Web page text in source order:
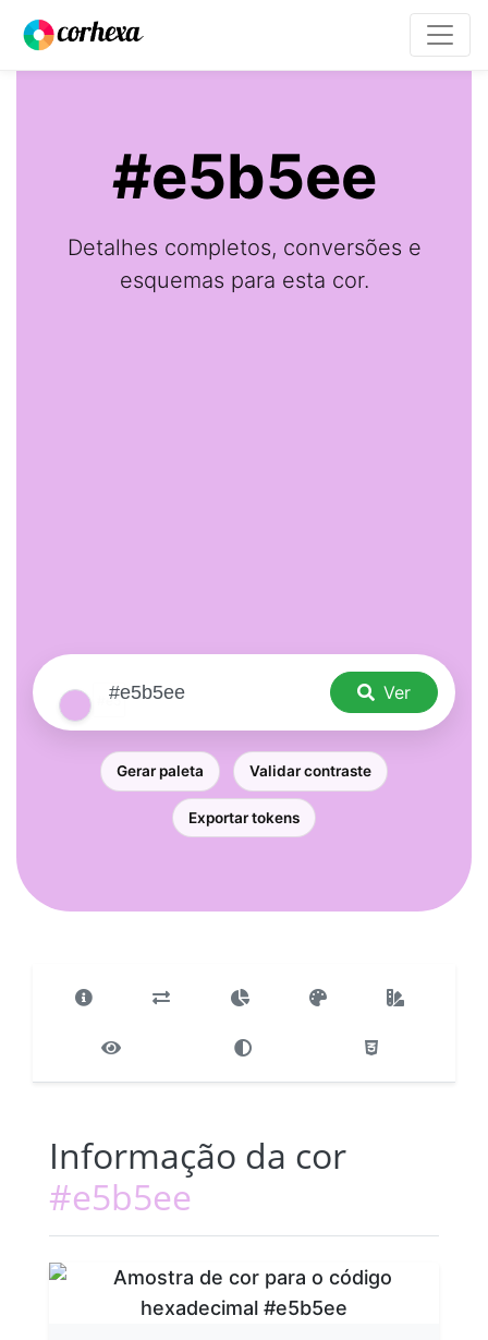
#e5b5ee
Detalhes completos, conversões e
esquemas para esta cor.
Ver
Gerar paleta Validar contraste
Exportar tokens
Informação da cor
#e5b5ee